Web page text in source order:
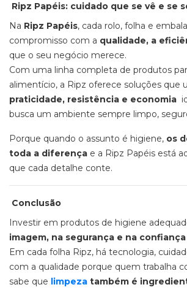
Ripz Papéis: cuidado que se vê e se
Na Ripz Papéis, cada rolo, folha e
compromisso com a qualidade, a
que o seu negócio merece.
Com uma linha completa de produtos
alimentício, a Ripz oferece soluções que
praticidade, resistência e economia
busca um ambiente sempre limpo,
Porque quando o assunto é higiene, os
toda a diferença e a Ripz Papéis está
que cada detalhe conte.
Conclusão
Investir em produtos de higiene
imagem, na segurança e na confiança
Em cada folha Ripz, há tecnologia,
com a qualidade porque quem trabalha
sabe que limpeza também é